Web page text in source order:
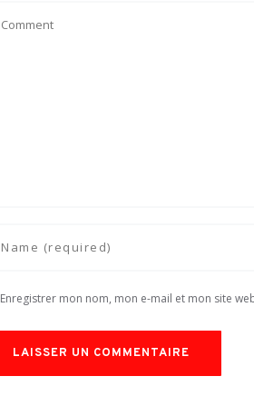
Enregistrer mon nom, mon e-mail et mon site